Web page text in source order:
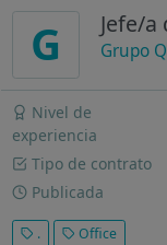
G Jefe/
Grupo Q
Nivel de
experiencia
Tipo de contrato
Publicada
. Office